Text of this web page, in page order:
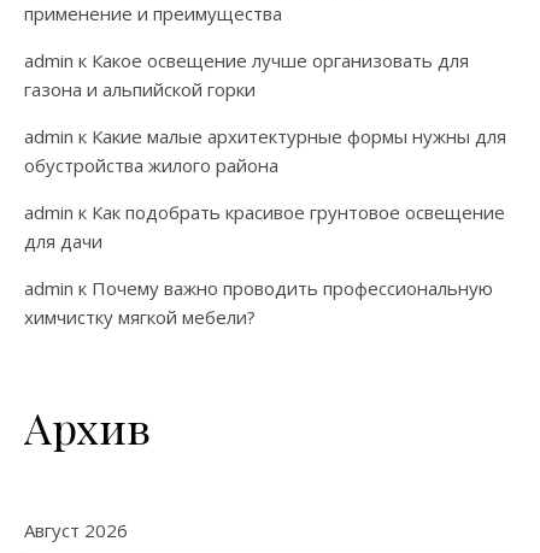
применение и преимущества
admin к Какое освещение лучше организовать для
газона и альпийской горки
admin к Какие малые архитектурные формы нужны для
обустройства жилого района
admin к Как подобрать красивое грунтовое освещение
для дачи
admin к Почему важно проводить профессиональную
химчистку мягкой мебели?
Архив
Август 2026